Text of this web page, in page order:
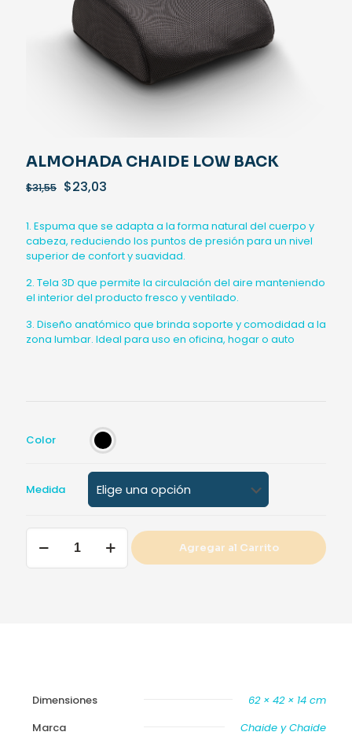
ALMOHADA CHAIDE LOW BACK
$31,55 El
era:
$31,55.
$23,03
es:
$23,03.
1. Espuma que se adapta a la forma natural del cuerpo y
cabeza, reduciendo los puntos de presión para un nivel
superior de confort y suavidad.
2. Tela 3D que permite la circulación del aire manteniendo
el interior del producto fresco y ventilado.
3. Diseño anatómico que brinda soporte y comodidad a la
zona lumbar. Ideal para uso en oficina, hogar o auto
Color
Medida
Chaide
Agregar al Carrito
Dimensiones
62 × 42 × 14 cm
Marca
Chaide y Chaide